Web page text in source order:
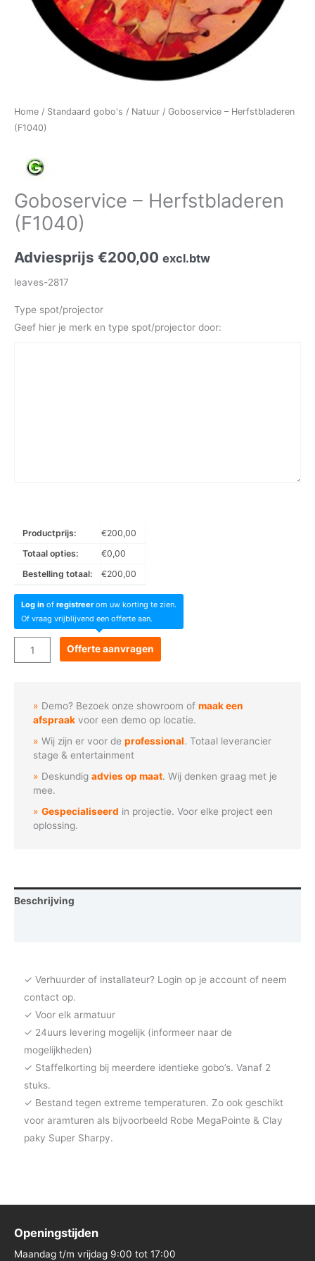
Home / Standaard gobo's / Natuur / Goboservice – Herfstbladeren
(F1040)
Goboservice – Herfstbladeren
(F1040)
Adviesprijs €200,00 excl.btw
leaves-2817
Type spot/projector
Geef hier je merk en type spot/projector door:
Productprijs: €200,00
Totaal opties:
€0,00
Bestelling totaal:
€200,00
Log in of registreerom uw korting te zien.
Of vraag vrijblijvend een offerte aan.
Goboservice
-
aantal
Offerte aanvragen
Demo? Bezoek onze showroom ofmaak een
afspraak voor een demo op locatie.
Wij zijn er voor deprofessional. Totaal leverancier
stage & entertainment
Deskundigadvies op maat. Wij denken graag met je
mee.
Gespecialiseerd in projectie. Voor elke project een
oplossing.
Beschrijving
✓ Verhuurder of installateur? Login op je account of neem
contact op.
✓ Voor elk armatuur
✓ 24uurs levering mogelijk (informeer naar de
mogelijkheden)
✓ Staffelkorting bij meerdere identieke gobo’s. Vanaf 2
stuks.
✓ Bestand tegen extreme temperaturen. Zo ook geschikt
voor aramturen als bijvoorbeeld Robe MegaPointe & Clay
paky Super Sharpy.
Openingstijden
Maandag t/m vrijdag 9:00 tot 17:00